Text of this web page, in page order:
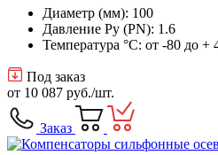
Диаметр (мм): 100
Давление Ру (PN): 1.6
Температура °C: от -80 до +
Под заказ
от 10 087 руб./шт.
Заказ